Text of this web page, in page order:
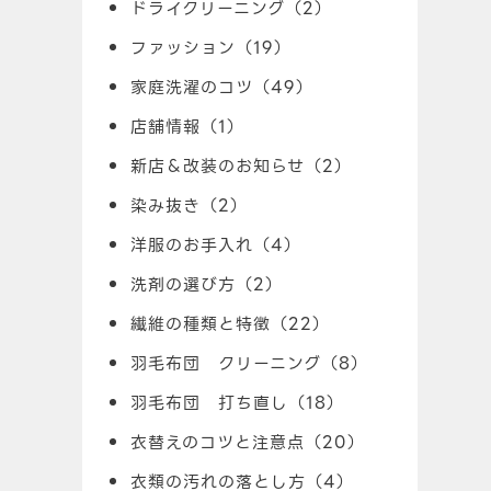
ドライクリーニング（2）
ファッション（19）
家庭洗濯のコツ（49）
店舗情報（1）
新店＆改装のお知らせ（2）
染み抜き（2）
洋服のお手入れ（4）
洗剤の選び方（2）
繊維の種類と特徴（22）
羽毛布団 クリーニング（8）
羽毛布団 打ち直し（18）
衣替えのコツと注意点（20）
衣類の汚れの落とし方（4）